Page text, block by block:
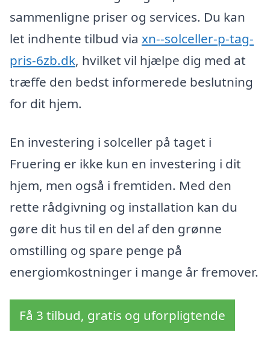
sammenligne priser og services. Du kan
let indhente tilbud via xn--solceller-p-tag-
pris-6zb.dk, hvilket vil hjælpe dig med at
træffe den bedst informerede beslutning
for dit hjem.
En investering i solceller på taget i
Fruering er ikke kun en investering i dit
hjem, men også i fremtiden. Med den
rette rådgivning og installation kan du
gøre dit hus til en del af den grønne
omstilling og spare penge på
energiomkostninger i mange år fremover.
Få 3 tilbud, gratis og uforpligtende